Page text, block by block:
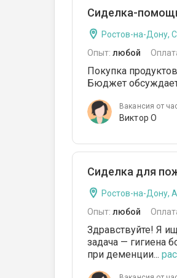
Сиделка-
Ростов-на-Дону,
Опыт: любой
Покупка
Бюджет
Вакансия от
Виктор О
Сиделка для
Ростов-на-Дону,
Опыт: любой
Здравствуйте! Я
задача — гигиена
при деменции...